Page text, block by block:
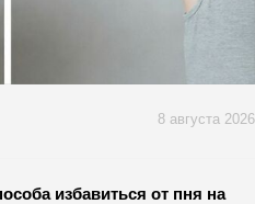
8 августа 2026
избавиться от пня на